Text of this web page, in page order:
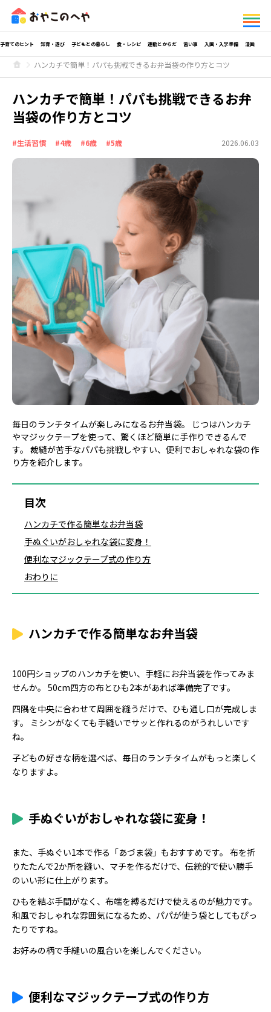
子育てのヒント 知育・遊び 子どもとの暮らし 食・レシピ 運動とからだ 習い事 入園・入学準備 漫画
ハンカチで簡単！パパも挑戦できるお弁当袋の作り方とコツ
ハンカチで簡単！パパも挑戦できるお弁
当袋の作り方とコツ
#生活習慣 #4歳 #6歳 #5歳 2026.06.03
毎日のランチタイムが楽しみになるお弁当袋。 じつはハンカチ
やマジックテープを使って、驚くほど簡単に手作りできるんで
す。 裁縫が苦手なパパも挑戦しやすい、便利でおしゃれな袋の作
り方を紹介します。
目次
ハンカチで作る簡単なお弁当袋
手ぬぐいがおしゃれな袋に変身！
便利なマジックテープ式の作り方
おわりに
ハンカチで作る簡単なお弁当袋
100円ショップのハンカチを使い、手軽にお弁当袋を作ってみま
せんか。 50cm四方の布とひも2本があれば準備完了です。
四隅を中央に合わせて周囲を縫うだけで、ひも通し口が完成しま
す。 ミシンがなくても手縫いでサッと作れるのがうれしいです
ね。
子どもの好きな柄を選べば、毎日のランチタイムがもっと楽しく
なりますよ。
手ぬぐいがおしゃれな袋に変身！
また、手ぬぐい1本で作る「あづま袋」もおすすめです。 布を折
りたたんで2か所を縫い、マチを作るだけで、伝統的で使い勝手
のいい形に仕上がります。
ひもを結ぶ手間がなく、布端を縛るだけで使えるのが魅力です。
和風でおしゃれな雰囲気になるため、パパが使う袋としてもぴっ
たりですね。
お好みの柄で手縫いの風合いを楽しんでください。
便利なマジックテープ式の作り方